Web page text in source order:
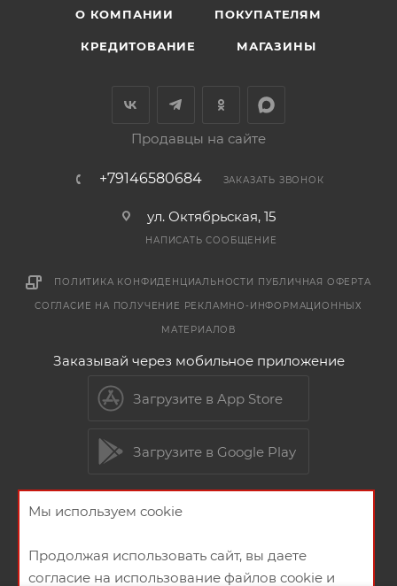
О КОМПАНИИ ПОКУПАТЕЛЯМ
КРЕДИТОВАНИЕ МАГАЗИНЫ
Продавцы на сайте
+79146580684 ЗАКАЗАТЬ ЗВОНОК
ул. Октябрьская, 15
НАПИСАТЬ СООБЩЕНИЕ
ПОЛИТИКА КОНФИДЕНЦИАЛЬНОСТИ ПУБЛИЧНАЯ ОФЕРТА
СОГЛАСИЕ НА ПОЛУЧЕНИЕ РЕКЛАМНО-ИНФОРМАЦИОННЫХ
МАТЕРИАЛОВ
Заказывай через мобильное приложение
Загрузите в App Store
Загрузите в Google Play
Мы используем cookie
Продолжая использовать сайт, вы даете
согласие на использование файлов cookie и